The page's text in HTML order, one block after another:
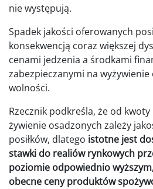
nie występują.
Spadek jakości oferowanych
konsekwencją coraz większej
cenami jedzenia a środkami
zabezpieczanymi na
wolności.
Rzecznik podkreśla, że od
żywienie osadzonych zależy
posiłków, dlatego istotne jest
stawki do realiów rynkowych
poziomie odpowiednio
obecne ceny produktów